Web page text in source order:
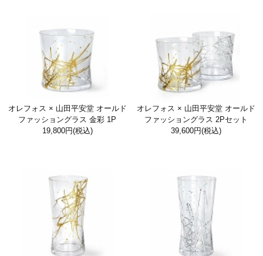
オレフォス × 山田平安堂 オールド
ファッショングラス 金彩 1P
19,800円(税込)
オレフォス × 山田平安堂 オールド
ファッショングラス 2Pセット
39,600円(税込)